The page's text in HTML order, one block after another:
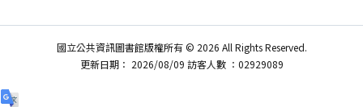
國立公共資訊圖書館版權所有 © 2026 All Rights Reserved.
更新日期： 2026/08/09 訪客人數 ：02929089